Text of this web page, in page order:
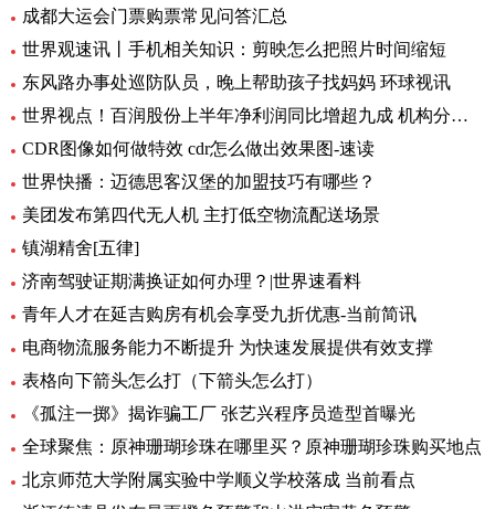
成都大运会门票购票常见问答汇总
世界观速讯丨手机相关知识：剪映怎么把照片时间缩短
东风路办事处巡防队员，晚上帮助孩子找妈妈 环球视讯
世界视点！百润股份上半年净利润同比增超九成 机构分析：强爽放量带动收入增长
CDR图像如何做特效 cdr怎么做出效果图-速读
世界快播：迈德思客汉堡的加盟技巧有哪些？
美团发布第四代无人机 主打低空物流配送场景
镇湖精舍[五律]
济南驾驶证期满换证如何办理？|世界速看料
青年人才在延吉购房有机会享受九折优惠-当前简讯
电商物流服务能力不断提升 为快速发展提供有效支撑
表格向下箭头怎么打（下箭头怎么打）
《孤注一掷》揭诈骗工厂 张艺兴程序员造型首曝光
全球聚焦：原神珊瑚珍珠在哪里买？原神珊瑚珍珠购买地点
北京师范大学附属实验中学顺义学校落成 当前看点